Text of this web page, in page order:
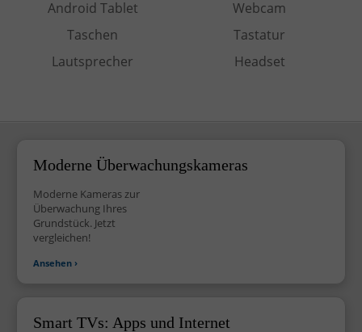
Android Tablet
Taschen
Lautsprecher
Webcam
Tastatur
Headset
Moderne Überwachungskameras
Moderne Kameras zur
Überwachung Ihres
Grundstück. Jetzt
vergleichen!
Ansehen ›
Smart TVs: Apps und Internet